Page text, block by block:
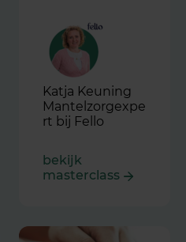
Katja Keuning
Mantelzorgexpe
rt bij Fello
bekijk
masterclass